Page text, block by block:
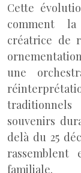
Cette
comment
créatrice de
une
souvenirs
delà du 25
rassemblent
familiale.